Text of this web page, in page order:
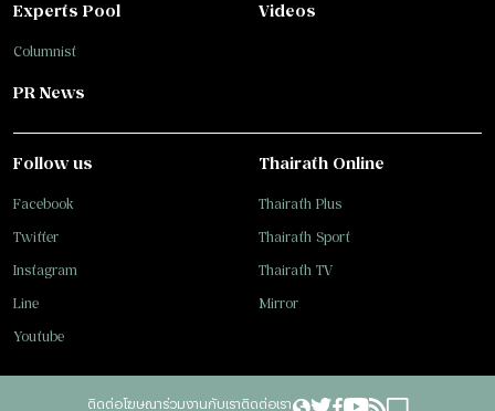
Experts Pool
Columnist
Videos
PR News
Follow us
Facebook
Twitter
Instagram
Line
Youtube
Thairath Online
Thairath Plus
Thairath Sport
Thairath TV
Mirror
ติดต่อโฆษณาร่วมงานกับเราติดต่อเรา